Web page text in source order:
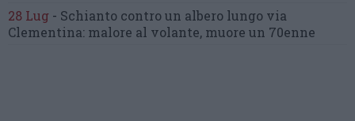
28 Lug - Schianto contro un albero lungo via
Clementina: malore al volante, muore un 70enne